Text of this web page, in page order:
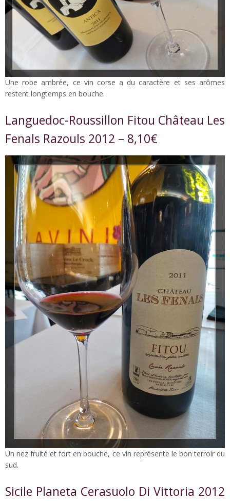
Une robe ambrée, ce vin corse a du caractère et ses arômes
restent longtemps en bouche.
Languedoc-Roussillon Fitou Château Les
Fenals Razouls 2012 – 8,10€
Un nez fruité et fort en bouche, ce vin représente le bon terroir du
sud.
Sicile Planeta Cerasuolo Di Vittoria 2012